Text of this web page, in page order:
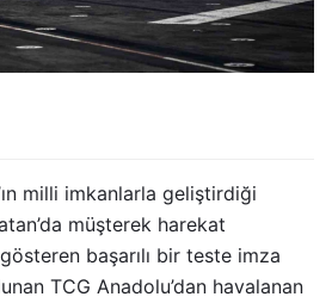
milli imkanlarla geliştirdiği
müşterek harekat
başarılı bir teste imza
TCG Anadolu’dan havalanan